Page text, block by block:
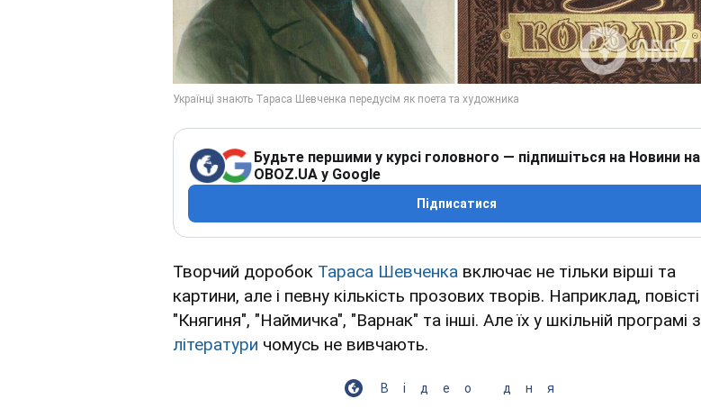
Будьте першими у курсі головного — підпишіться на Новини на
OBOZ.UA у Google
Підписатися
Творчий доробок Тараса Шевченка включає не тільки вірші та
картини, але і певну кількість прозових творів. Наприклад, повісті
"Княгиня", "Наймичка", "Варнак" та інші. Але їх у шкільній програмі з
літератури чомусь не вивчають.
Відео дня